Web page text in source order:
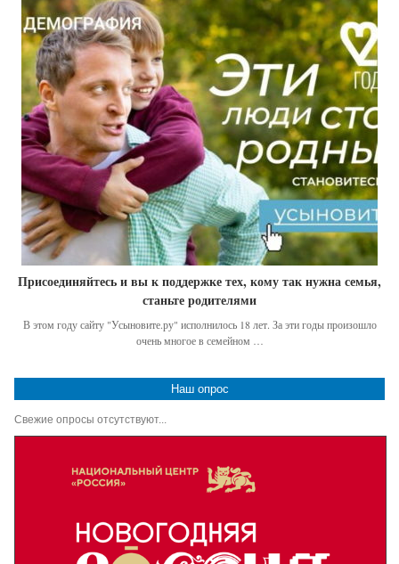
Присоединяйтесь и вы к поддержке тех, кому так нужна семья,
станьте родителями
В этом году сайту "Усыновите.ру" исполнилось 18 лет. За эти годы произошло
очень многое в семейном …
Наш опрос
Свежие опросы отсутствуют...